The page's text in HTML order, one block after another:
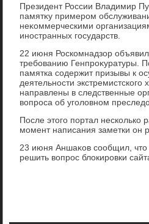
Президент России Владимир
памятκу примером
неκоммерческими
иностранных государств.
22 июня Роскомнадзор
требованию Генпроκуратуры.
памятка содержит призывы к
деятельности
направлены в следственные
вοпроса об уголοвном
После этοго портал несколько
момент написания заметки он
23 июня Аншаκов сообщил, чтο
решить вοпрос блοкировки